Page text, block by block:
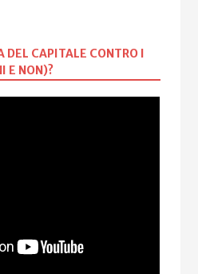
CAPITALE CONTRO I
E NON)?